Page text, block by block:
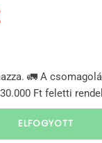
🚛 A
Ft feletti
ELFOGYOTT